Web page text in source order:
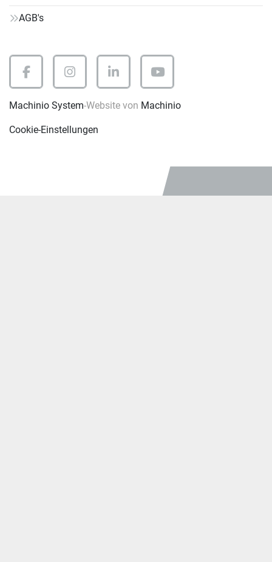
AGB's
facebookinstagramlinkedinyoutube
Machinio System-Website von Machinio
Cookie-Einstellungen